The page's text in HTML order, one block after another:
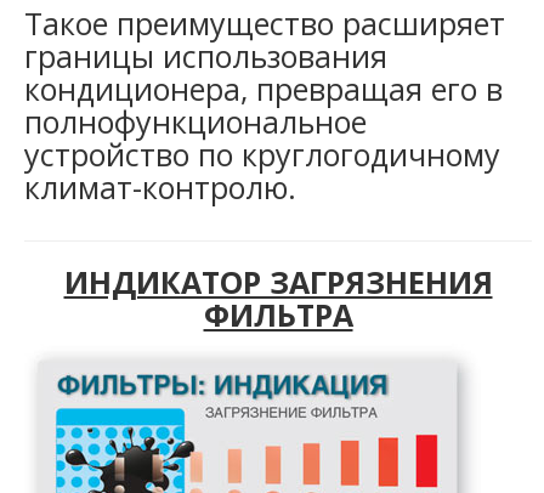
Такое преимущество расширяет
границы использования
кондиционера, превращая его в
полнофункциональное
устройство по круглогодичному
климат-контролю.
ИНДИКАТОР ЗАГРЯЗНЕНИЯ
ФИЛЬТРА